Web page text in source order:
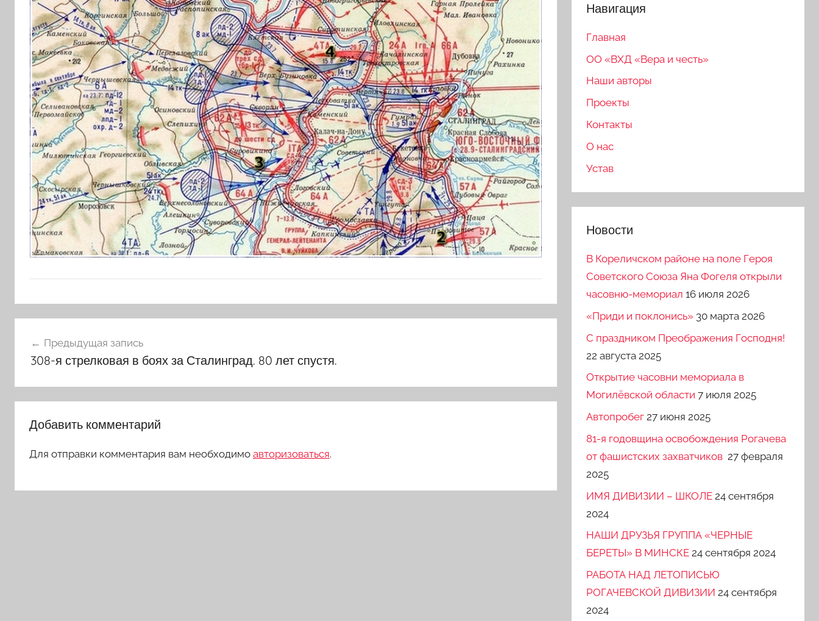
по
записям
Предыдущая запись
308-я стрелковая в боях за Сталинград. 80 лет спустя.
Добавить комментарий
Для отправки комментария вам необходимо авторизоваться.
Навигация
Главная
ОО «ВХД «Вера и честь»
Наши авторы
Проекты
Контакты
О нас
Устав
Новости
В Кореличском районе на поле Героя
Советского Союза Яна Фогеля открыли
часовню-мемориал 16 июля 2026
«Приди и поклонись» 30 марта 2026
C праздником Преображения Господня!
22 августа 2025
Открытие часовни мемориала в
Могилёвской области 7 июля 2025
Автопробег 27 июня 2025
81-я годовщина освобождения Рогачева
от фашистских захватчиков 27 февраля
2025
ИМЯ ДИВИЗИИ – ШКОЛЕ 24 сентября
2024
НАШИ ДРУЗЬЯ ГРУППА «ЧЕРНЫЕ
БЕРЕТЫ» В МИНСКЕ 24 сентября 2024
РАБОТА НАД ЛЕТОПИСЬЮ
РОГАЧЕВСКОЙ ДИВИЗИИ 24 сентября
2024